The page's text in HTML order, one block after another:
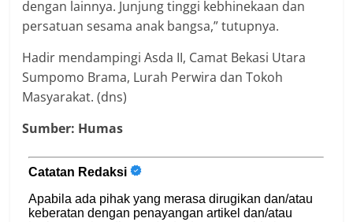
dengan lainnya. Junjung tinggi kebhinekaan dan
persatuan sesama anak bangsa,” tutupnya.
Hadir mendampingi Asda II, Camat Bekasi Utara
Sumpomo Brama, Lurah Perwira dan Tokoh
Masyarakat. (dns)
Sumber: Humas